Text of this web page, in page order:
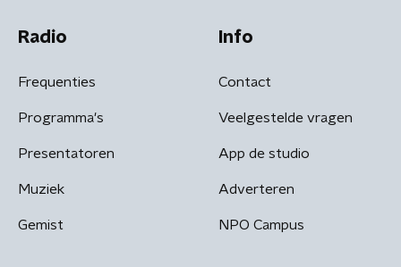
Radio
Frequenties
Programma's
Presentatoren
Muziek
Gemist
Info
Contact
Veelgestelde vragen
App de studio
Adverteren
NPO Campus